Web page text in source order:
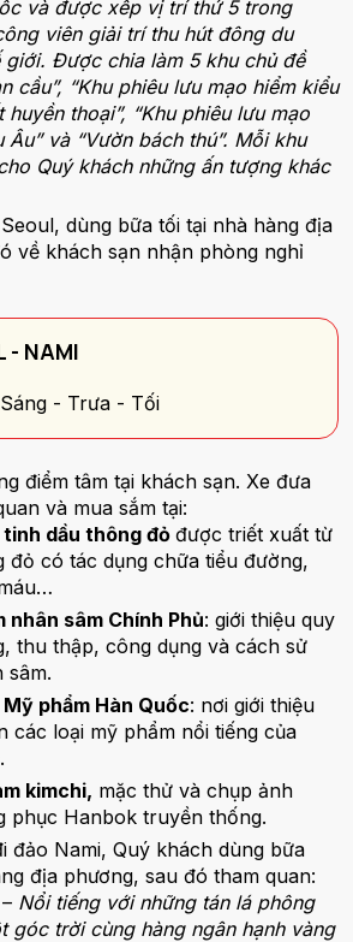
và được xếp vị trí thứ 5 trong
viên giải trí thu hút đông du
giới. Được chia làm 5 khu chủ đề
cầu”, “Khu phiêu lưu mạo hiểm kiểu
huyền thoại”, “Khu phiêu lưu mạo
Âu” và “Vườn bách thú”. Mỗi khu
Quý khách những ấn tượng khác
dùng bữa tối tại nhà hàng địa
về khách sạn nhận phòng nghỉ
- NAMI
Sáng - Trưa - Tối
điểm tâm tại khách sạn. Xe đưa
và mua sắm tại:
dầu thông đỏ được triết xuất từ
đỏ có tác dụng chữa tiểu đường,
nhân sâm Chính Phủ: giới thiệu quy
thu thập, công dụng và cách sử
sâm.
phẩm Hàn Quốc: nơi giới thiệu
các loại mỹ phẩm nổi tiếng của
kimchi, mặc thử và chụp ảnh
phục Hanbok truyền thống.
đảo Nami, Quý khách dùng bữa
địa phương, sau đó tham quan:
– Nổi tiếng với những tán lá phông
góc trời cùng hàng ngân hạnh vàng